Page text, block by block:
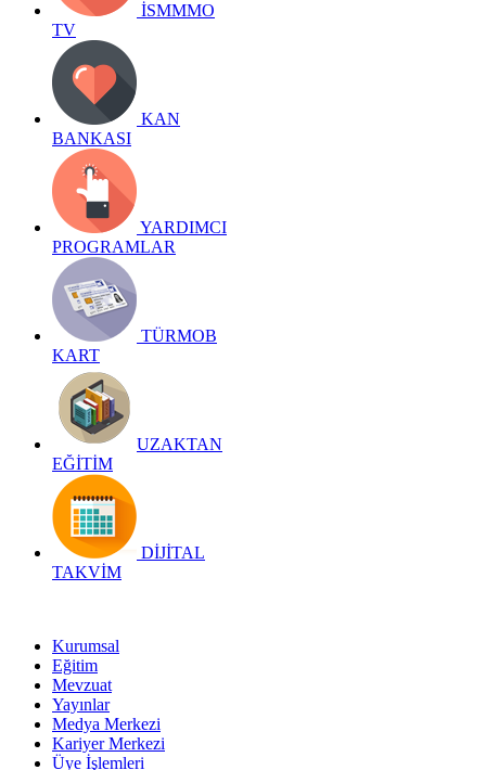
İSMMMO
TV
KAN
BANKASI
YARDIMCI
PROGRAMLAR
TÜRMOB
KART
UZAKTAN
EĞİTİM
DİJİTAL
TAKVİM
Kurumsal
Eğitim
Mevzuat
Yayınlar
Medya Merkezi
Kariyer Merkezi
Üye İşlemleri